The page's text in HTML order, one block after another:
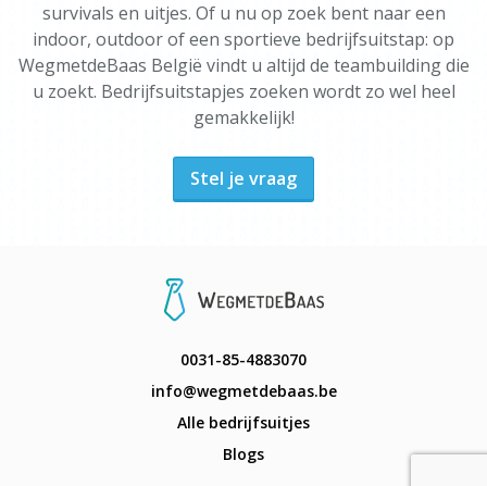
survivals en uitjes. Of u nu op zoek bent naar een
indoor, outdoor of een sportieve bedrijfsuitstap: op
WegmetdeBaas België vindt u altijd de teambuilding die
u zoekt. Bedrijfsuitstapjes zoeken wordt zo wel heel
gemakkelijk!
Stel je vraag
0031-85-4883070
info@wegmetdebaas.be
Alle bedrijfsuitjes
Blogs